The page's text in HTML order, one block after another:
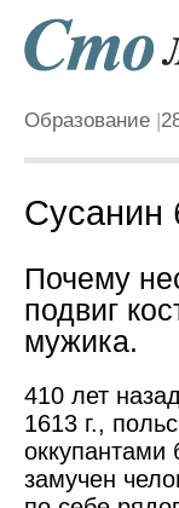
Образование
Сусанин
Почему
подвиг
мужика.
410 лет
1613 г.,
оккупантами
замучен